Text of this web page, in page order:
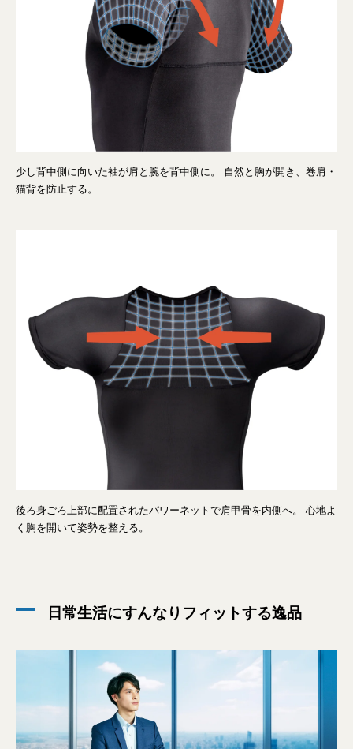
少し背中側に向いた袖が肩と腕を背中側に。 自然と胸が開き、巻肩・
猫背を防止する。
後ろ身ごろ上部に配置されたパワーネットで肩甲骨を内側へ。 心地よ
く胸を開いて姿勢を整える。
日常生活にすんなりフィットする逸品